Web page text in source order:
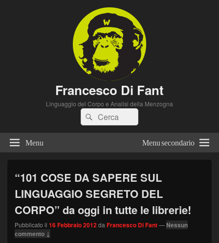
Francesco Di Fant
Linguaggio del Corpo e Analisi della Menzogna
Cerca:Cerca
Menu Menu secondario
“101 COSE DA SAPERE SUL
LINGUAGGIO SEGRETO DEL
CORPO” da oggi in tutte le librerie!
Pubblicato il 16 Febbraio 2012da Francesco Di Fant— Nessun
commento ↓